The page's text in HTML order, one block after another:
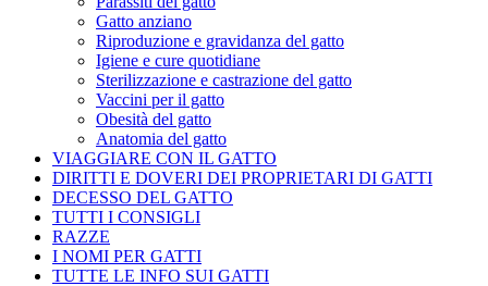
Gatto anziano
Riproduzione e gravidanza del gatto
Igiene e cure quotidiane
Sterilizzazione e castrazione del gatto
Vaccini per il gatto
Obesità del gatto
Anatomia del gatto
VIAGGIARE CON IL GATTO
DIRITTI E DOVERI DEI PROPRIETARI DI GATTI
DECESSO DEL GATTO
TUTTI I CONSIGLI
RAZZE
I NOMI PER GATTI
TUTTE LE INFO SUI GATTI